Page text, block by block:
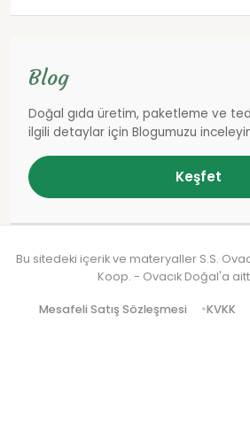
Blog
Doğal gıda üretim, paketleme ve
ilgili detaylar için Blogumuzu
Keşfet
Bu sitedeki içerik ve materyaller S.S.
Koop. - Ovacık Doğal'a
Mesafeli Satış Sözleşmesi KVKK